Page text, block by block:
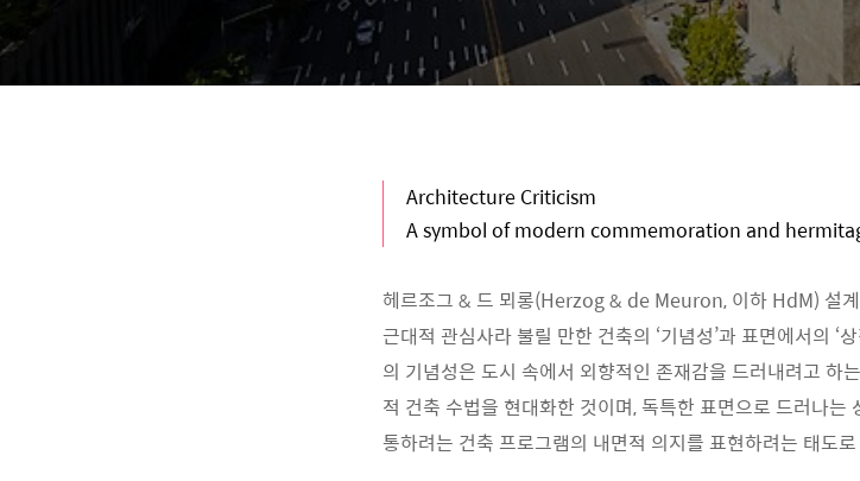
Architecture Criticism
A symbol of modern commemoration and
헤르조그 & 드 뫼롱(Herzog & de Meuron, 이하 HdM) 설
근대적 관심사라 불릴 만한 건축의 ‘기념성’과 표면에서의 ‘
의 기념성은 도시 속에서 외향적인 존재감을 드러내려고 하
적 건축 수법을 현대화한 것이며, 독특한 표면으로 드러나
통하려는 건축 프로그램의 내면적 의지를 표현하려는 태도